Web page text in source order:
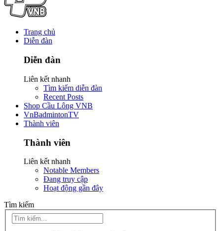
Trang chủ
Diễn đàn
Diễn đàn
Liên kết nhanh
Tìm kiếm diễn đàn
Recent Posts
Shop Cầu Lông VNB
VnBadmintonTV
Thành viên
Thành viên
Liên kết nhanh
Notable Members
Đang truy cập
Hoạt động gần đây
Tìm kiếm